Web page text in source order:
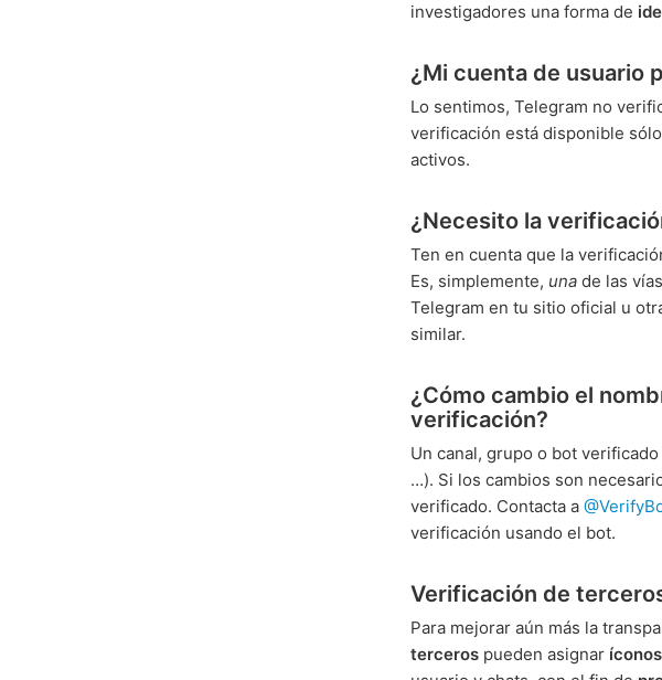
investigadores una forma de
¿Mi cuenta de usuario
Lo sentimos, Telegram no
verificación está disponible
activos.
¿Necesito la
Ten en cuenta que la
Es, simplemente, una de las
Telegram en tu sitio oficial u
similar.
¿Cómo cambio el
verificación?
Un canal, grupo o bot
…). Si los cambios son
verificado. Contacta a
verificación usando el bot.
Verificación de
Para mejorar aún más la
terceros pueden asignar